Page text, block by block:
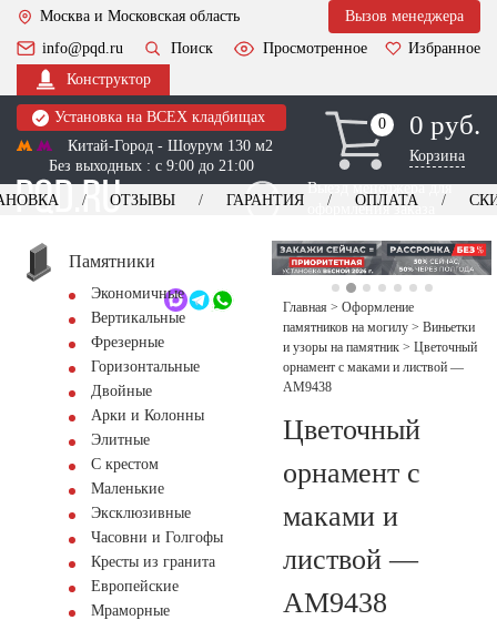
Москва и Московская область
Вызов менеджера
info@pqd.ru
Поиск Просмотренное
Избранное
Конструктор
Установка на ВСЕХ кладбищах
Китай-Город - Шоурум 130 м2
Без выходных : с 9:00 до 21:00
0
0 0 руб.
Корзина
Выезд менеджера для
оформления заказа
+7 (495) 518-44-23
Обратный звонок
ОТЗЫВЫ ГАРАНТИЯ ОПЛАТА
Памятники
Экономичные
Вертикальные
Фрезерные
Горизонтальные
Двойные
Арки и Колонны
Элитные
С крестом
Маленькие
Эксклюзивные
Часовни и Голгофы
Кресты из гранита
Европейские
Мраморные
Главная > Оформление
памятников на могилу > Виньетки
и узоры на памятник > Цветочный
орнамент с маками и листвой —
AM9438
Цветочный
орнамент с
маками и
листвой —
AM9438